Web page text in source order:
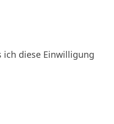
diese Einwilligung